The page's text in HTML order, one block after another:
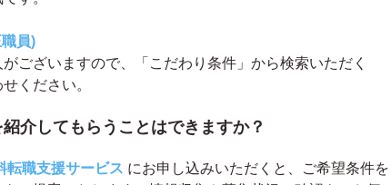
員)
ございますので、「こだわり条件」から検索いただく
ください。
介してもらうことはできますか？
転職支援サービス にお申し込みいただくと、ご希望条件を